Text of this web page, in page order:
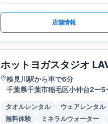
店舗情報
ホットヨガスタジオ
検見川駅から車で6分
千葉県千葉市稲毛区小仲台2ー
タオルレンタル ウェアレンタル
無料体験
ミネラルウォーター